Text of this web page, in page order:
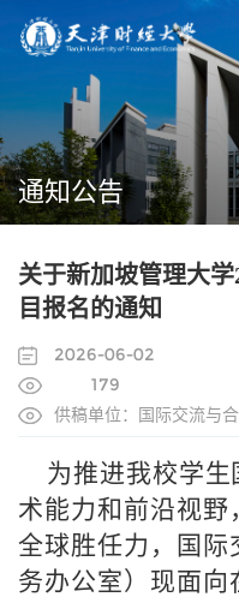
通知公告
关于新加坡管理大
目报名的通知
2026-06-02
179
供稿单位：国际交流与
为推进我校学生
术能力和前沿视野
全球胜任力，国际
务办公室）现面